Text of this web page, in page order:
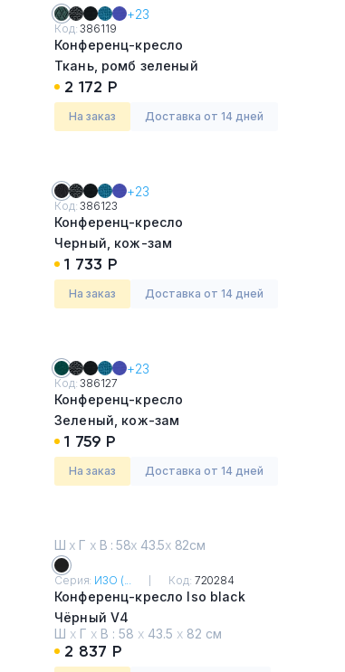
+23
Код:386119
Конференц-кресло
Ткань, ромб зеленый
2 172 Р
На заказ Доставка от 14 дней
+23
Код:386123
Конференц-кресло
Черный, кож-зам
1 733 Р
На заказ Доставка от 14 дней
+23
Код:386127
Конференц-кресло
Зеленый, кож-зам
1 759 Р
На заказ Доставка от 14 дней
Ш х Г х В : 58х 43.5х 82см
Серия: ИЗО (... Код: 720284
Конференц-кресло Iso black
Чёрный V4
Ш х Г х В : 58 х 43.5 х 82 см
2 837 Р